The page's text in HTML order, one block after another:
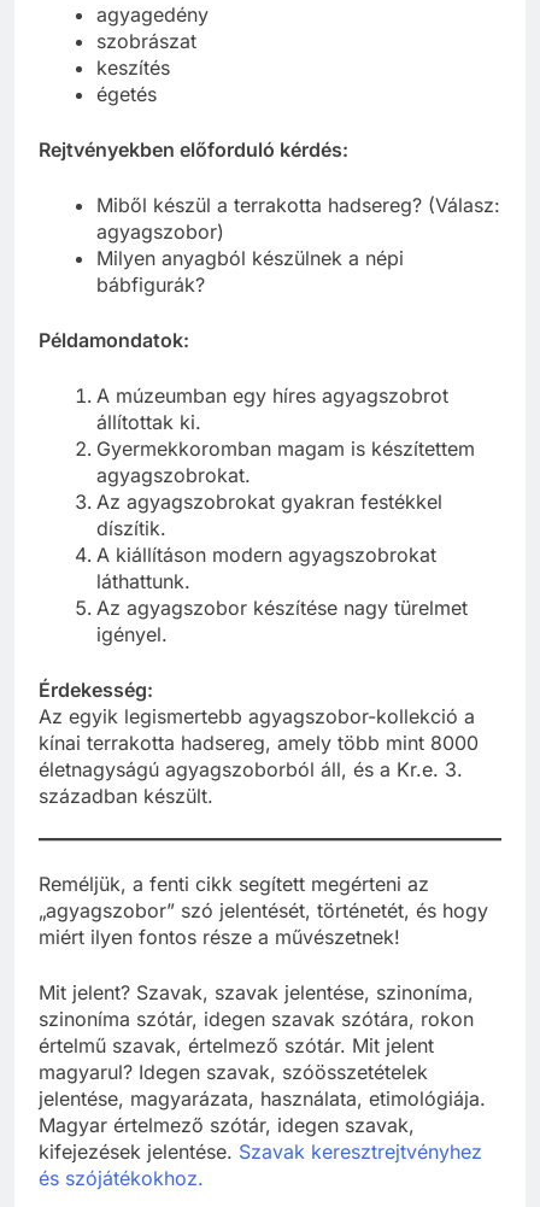
agyagedény
szobrászat
keszítés
égetés
Rejtvényekben előforduló kérdés:
Miből készül a terrakotta hadsereg? (Válasz:
agyagszobor)
Milyen anyagból készülnek a népi
bábfigurák?
Példamondatok:
A múzeumban egy híres agyagszobrot
állítottak ki.
Gyermekkoromban magam is készítettem
agyagszobrokat.
Az agyagszobrokat gyakran festékkel
díszítik.
A kiállításon modern agyagszobrokat
láthattunk.
Az agyagszobor készítése nagy türelmet
igényel.
Érdekesség:
Az egyik legismertebb agyagszobor-kollekció a
kínai terrakotta hadsereg, amely több mint 8000
életnagyságú agyagszoborból áll, és a Kr.e. 3.
században készült.
Reméljük, a fenti cikk segített megérteni az
„agyagszobor” szó jelentését, történetét, és hogy
miért ilyen fontos része a művészetnek!
Mit jelent? Szavak, szavak jelentése, szinoníma,
szinoníma szótár, idegen szavak szótára, rokon
értelmű szavak, értelmező szótár. Mit jelent
magyarul? Idegen szavak, szóösszetételek
jelentése, magyarázata, használata, etimológiája.
Magyar értelmező szótár, idegen szavak,
kifejezések jelentése. Szavak keresztrejtvényhez
és szójátékokhoz.